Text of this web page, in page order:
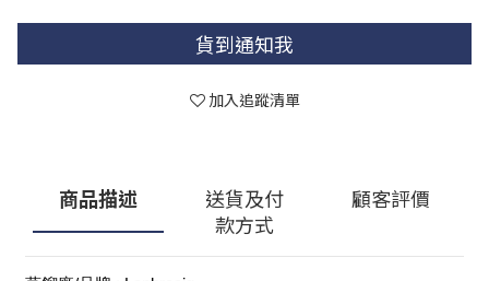
貨到通知我
加入追蹤清單
商品描述
送貨及付
款方式
顧客評價